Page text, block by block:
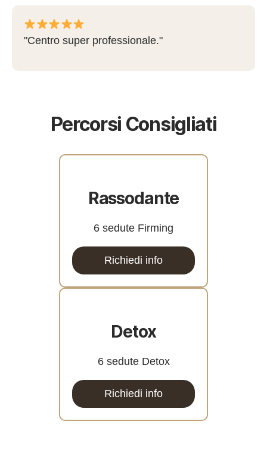
"Centro super professionale."
Percorsi Consigliati
Rassodante
6 sedute Firming
Richiedi info
Detox
6 sedute Detox
Richiedi info